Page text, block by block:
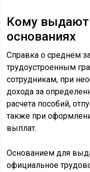
Кому выдают
основаниях
Справка о среднем
трудоустроенным
сотрудникам, при
дохода за
расчета пособий,
также при
выплат.
Основанием для
официальное